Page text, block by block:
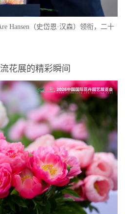
Hansen（史岱恩·汉森）领衔，二十
花展的精彩瞬间